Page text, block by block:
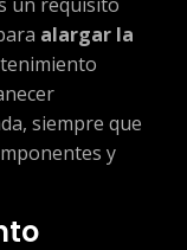
alargar la
siempre que
y